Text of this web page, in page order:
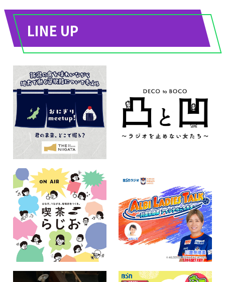
プレゼント
コンテンツ・アプリ
キッズ ケンジュ
愛の募金
Well-being
防災・減災
ショッピング
会社概要・ビジョン
お問い合わせ
LINE UP